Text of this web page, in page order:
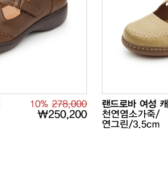
10% 278,000
₩250,200
랜드로바 여성
천연염소가죽/
연그린/3.5cm